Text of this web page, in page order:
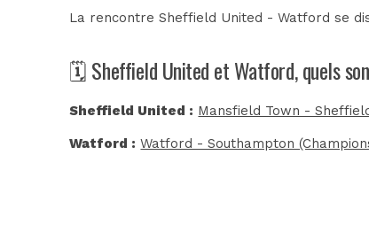
La rencontre Sheffield United - Watford se
🗓️ Sheffield United et Watford, quels
Sheffield United : Mansfield Town -
Watford : Watford - Southampton